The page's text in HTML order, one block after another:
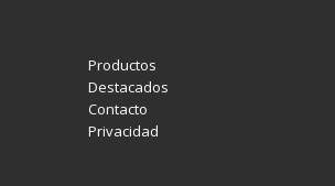
Productos
Destacados
Contacto
Privacidad